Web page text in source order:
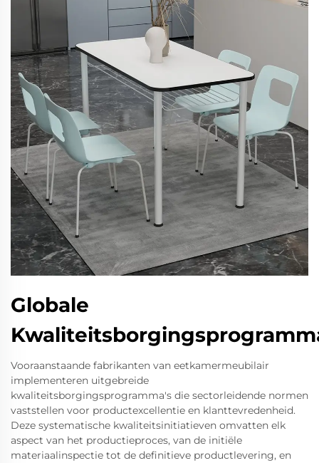
Globale
Vooraanstaande fabrikanten van eetkamermeubilair
implementeren uitgebreide
kwaliteitsborgingsprogramma's die sectorleidende normen
vaststellen voor productexcellentie en klanttevredenheid.
Deze systematische kwaliteitsinitiatieven omvatten elk
aspect van het productieproces, van de initiële
materiaalinspectie tot de definitieve productlevering, en